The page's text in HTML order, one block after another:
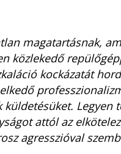
magatartásnak,
közlekedő
kockázatát
Legyen
attól az
agresszióval